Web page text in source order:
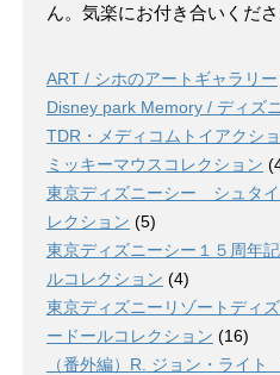
ん。気楽にお付き合いくださ
ART / シホのアートギャラリー
Disney park Memory / ディズ
TDR・メディコムトイアクシ
ミッキーマウスコレクション
東京ディズニーシー シュタイ
レクション (5)
東京ディズニーシー１５周年
ルコレクション (4)
東京ディズニーリゾートディ
ードールコレクション (16)
（番外編）R. ジョン・ライ